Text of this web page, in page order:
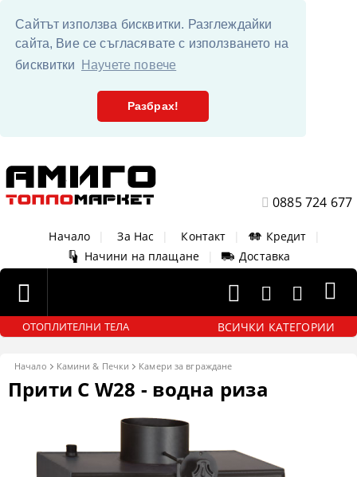
Сайтът използва бисквитки. Разглеждайки
сайта, Вие се съгласявате с използването на
бисквитки
Научете повече
Разбрах!
0885 724 677
Начало За Нас Контакт Кредит
Начини на плащане
Доставка
ОТОПЛИТЕЛНИ ТЕЛА ВСИЧКИ КАТЕГОРИИ
Начало Камини & Печки Камери за вграждане
Прити C W28 - водна риза